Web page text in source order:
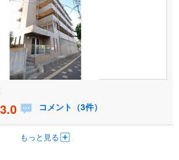
3.0 コメント（3件）
もっと見る